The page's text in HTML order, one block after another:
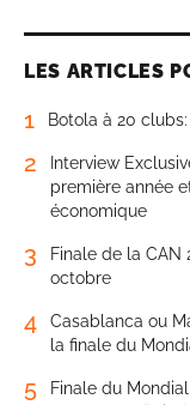
LES ARTICLES
1 Botola à 20
2
Interview
première année
économique
3
Finale de la CAN
octobre
4
Casablanca ou
la finale du
5
Finale du